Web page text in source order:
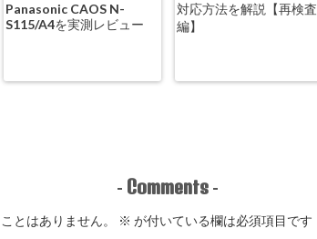
Panasonic CAOS N-
S115/A4を実測レビュー
対応方法を解説【再検査
編】
- Comments -
とはありません。 ※ が付いている欄は必須項目です